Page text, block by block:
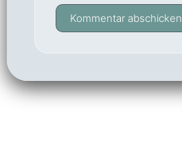
Kommentar abschicken